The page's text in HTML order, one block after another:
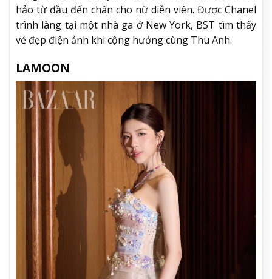
hảo từ đầu đến chân cho nữ diễn viên. Được Chanel
trình làng tại một nhà ga ở New York, BST tìm thấy
vẻ đẹp điện ảnh khi cộng hưởng cùng Thu Anh.
LAMOON